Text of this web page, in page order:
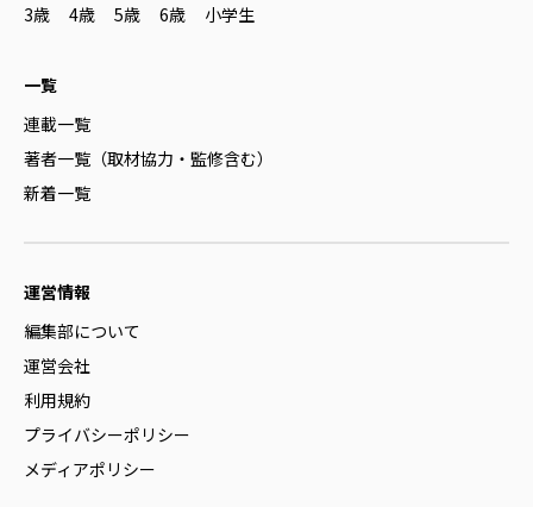
3歳
4歳 5歳 6歳 小学生
一覧
連載一覧
著者一覧（取材協力・監修含む）
新着一覧
運営情報
編集部について
運営会社
利用規約
プライバシーポリシー
メディアポリシー